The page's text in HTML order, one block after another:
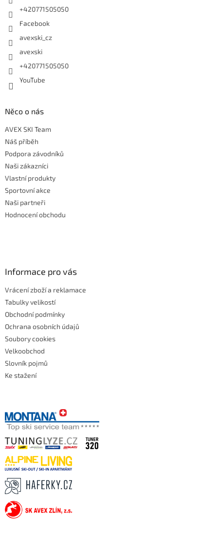
+420771505050
Facebook
avexski_cz
avexski
+420771505050
YouTube
Něco o nás
AVEX SKI Team
Náš příběh
Podpora závodníků
Naši zákazníci
Vlastní produkty
Sportovní akce
Naši partneři
Hodnocení obchodu
Informace pro vás
Vrácení zboží a reklamace
Tabulky velikostí
Obchodní podmínky
Ochrana osobních údajů
Soubory cookies
Velkoobchod
Slovník pojmů
Ke stažení